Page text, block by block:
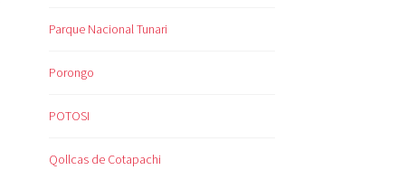
Parque Nacional Tunari
Porongo
POTOSI
Qollcas de Cotapachi